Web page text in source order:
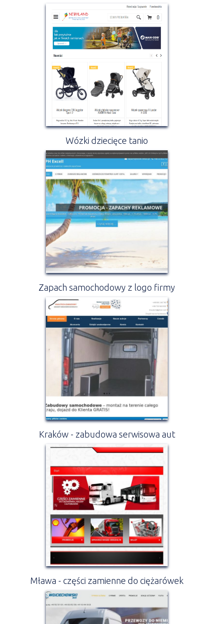
Wózki dziecięce tanio
Zapach samochodowy z logo firmy
Kraków - zabudowa serwisowa aut
Mława - części zamienne do ciężarówek